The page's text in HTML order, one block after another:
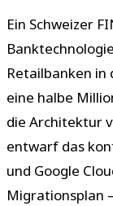
Ein Schweizer
Retailbanken in
eine halbe
die Architektur
entwarf das
und Google
Migrationsplan